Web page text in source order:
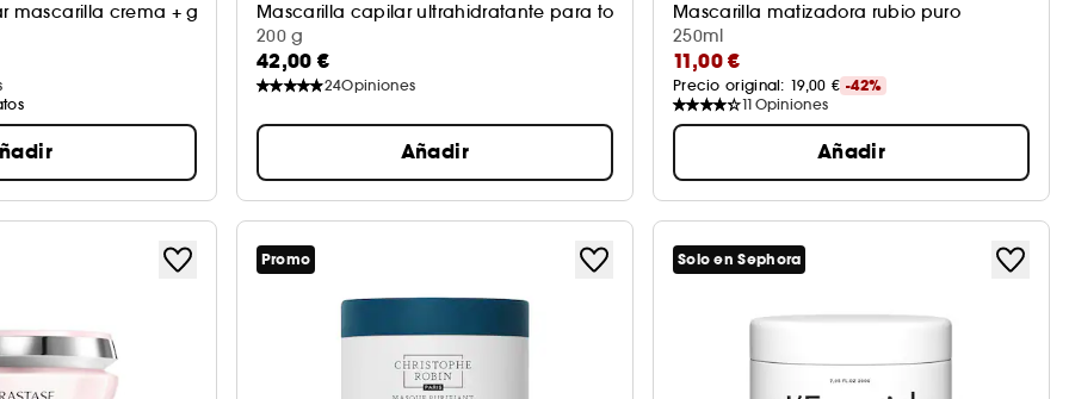
mascarilla crema + gorro
Mascarilla capilar ultrahidratante para todo tipo de cabello
200 g
42,00 €
24Opiniones
Añadir
Mascarilla matizadora rubio puro
250ml
11,00 €
Precio original: 19,00 € -42%
11 Opiniones
Añadir
Promo Solo en Sephora